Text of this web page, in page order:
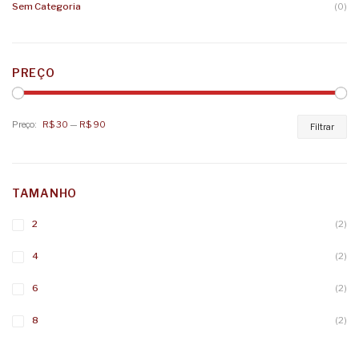
Sem Categoria (0)
PREÇO
Filtrar
Preço: R$ 30 — R$ 90
TAMANHO
2 (2)
4 (2)
6 (2)
8 (2)